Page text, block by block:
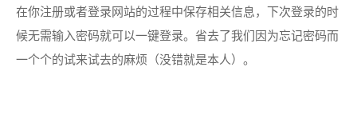
在你注册或者登录网站的过程中保存相关信息，下次登录的时
候无需输入密码就可以一键登录。省去了我们因为忘记密码而
一个个的试来试去的麻烦（没错就是本人）。